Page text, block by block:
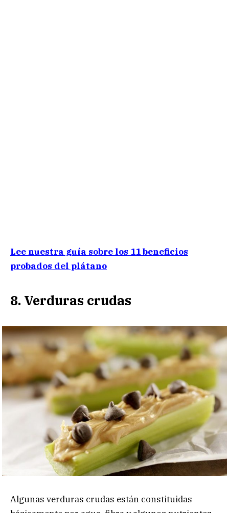
Lee nuestra guía sobre los 11 beneficios
probados del plátano
8. Verduras crudas
Algunas verduras crudas están constituidas